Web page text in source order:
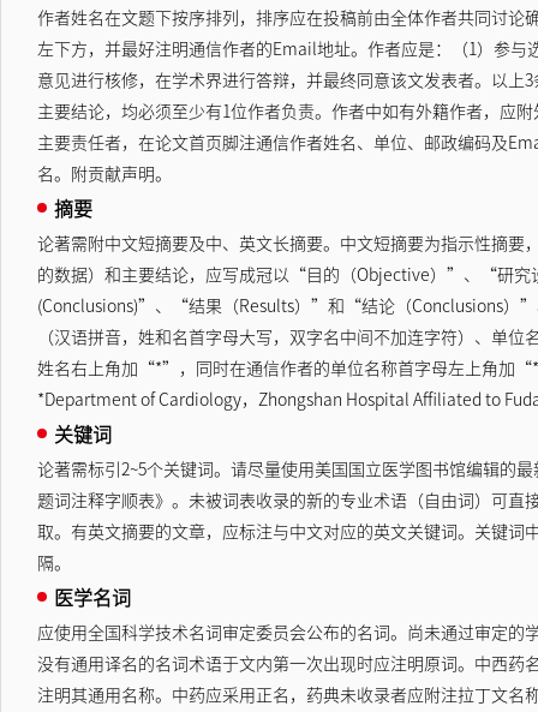
作者姓名在文题下按序排列，排序应在投稿前由全体作者共同讨
左下方，并最好注明通信作者的Email地址。作者应是：（1）参
意见进行核修，在学术界进行答辩，并最终同意该文发表者。以
主要结论，均必须至少有1位作者负责。作者中如有外籍作者，应
主要责任者，在论文首页脚注通信作者姓名、单位、邮政编码及
名。附贡献声明。
摘要
论著需附中文短摘要及中、英文长摘要。中文短摘要为指示性摘
的数据）和主要结论，应写成冠以“目的（Objective）”、“研
(Conclusions)”、“结果（Results）”和“结论（Conclusions）”
（汉语拼音，姓和名首字母大写，双字名中间不加连字符）、单
姓名右上角加“*”，同时在通信作者的单位名称首字母左上角加
*Department of Cardiology，Zhongshan Hospital Affiliated to
关键词
论著需标引2~5个关键词。请尽量使用美国国立医学图书馆编辑的
题词注释字顺表》。未被词表收录的新的专业术语（自由词）可
取。有英文摘要的文章，应标注与中文对应的英文关键词。关键
隔。
医学名词
应使用全国科学技术名词审定委员会公布的名词。尚未通过审定
没有通用译名的名词术语于文内第一次出现时应注明原词。中西
注明其通用名称。中药应采用正名，药典未收录者应附注拉丁文